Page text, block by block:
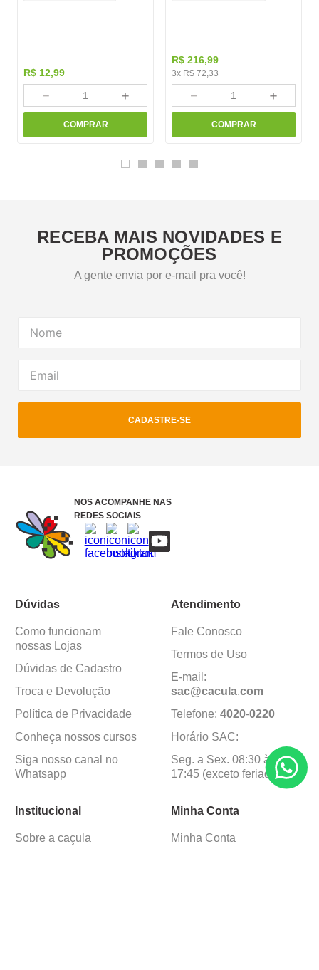
R$ 12,99
＋
－
COMPRAR
R$ 216,99
3x R$ 72,33
＋
－
COMPRAR
RECEBA MAIS NOVIDADES E
PROMOÇÕES
A gente envia por e-mail pra você!
CADASTRE-SE
NOS ACOMPANHE NAS
REDES SOCIAIS
Dúvidas
Como funcionam
nossas Lojas
Dúvidas de Cadastro
Troca e Devolução
Política de Privacidade
Conheça nossos cursos
Siga nosso canal no
Whatsapp
Atendimento
Fale Conosco
Termos de Uso
E-mail:
sac@cacula.com
Telefone: 4020-0220
Horário SAC:
Seg. a Sex. 08:30 às
17:45 (exceto feriados)
Institucional
Sobre a caçula
Minha Conta
Minha Conta